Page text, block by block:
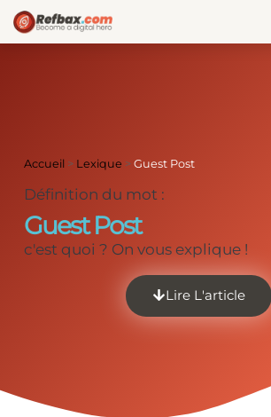
Accueil > Lexique >Guest Post
Définition du mot :
Guest Post
c'est quoi ? On vous explique !
Lire L'article
Panneau de gestion des cookies